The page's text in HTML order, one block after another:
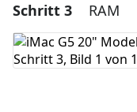
Schritt 3 RAM